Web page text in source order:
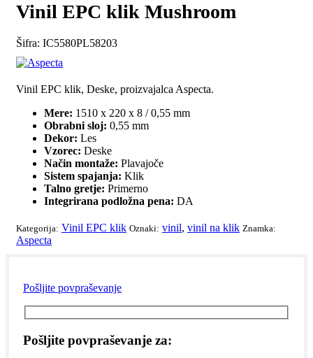
Vinil EPC klik Mushroom
Šifra: IC5580PL58203
Vinil EPC klik, Deske, proizvajalca Aspecta.
Mere: 1510 x 220 x 8 / 0,55 mm
Obrabni sloj: 0,55 mm
Dekor: Les
Vzorec: Deske
Način montaže: Plavajoče
Sistem spajanja: Klik
Talno gretje: Primerno
Integrirana podložna pena: DA
Kategorija: Vinil EPC klik Oznaki: vinil, vinil na klik Znamka:
Aspecta
Pošljite povpraševanje
Pošljite povpraševanje za: